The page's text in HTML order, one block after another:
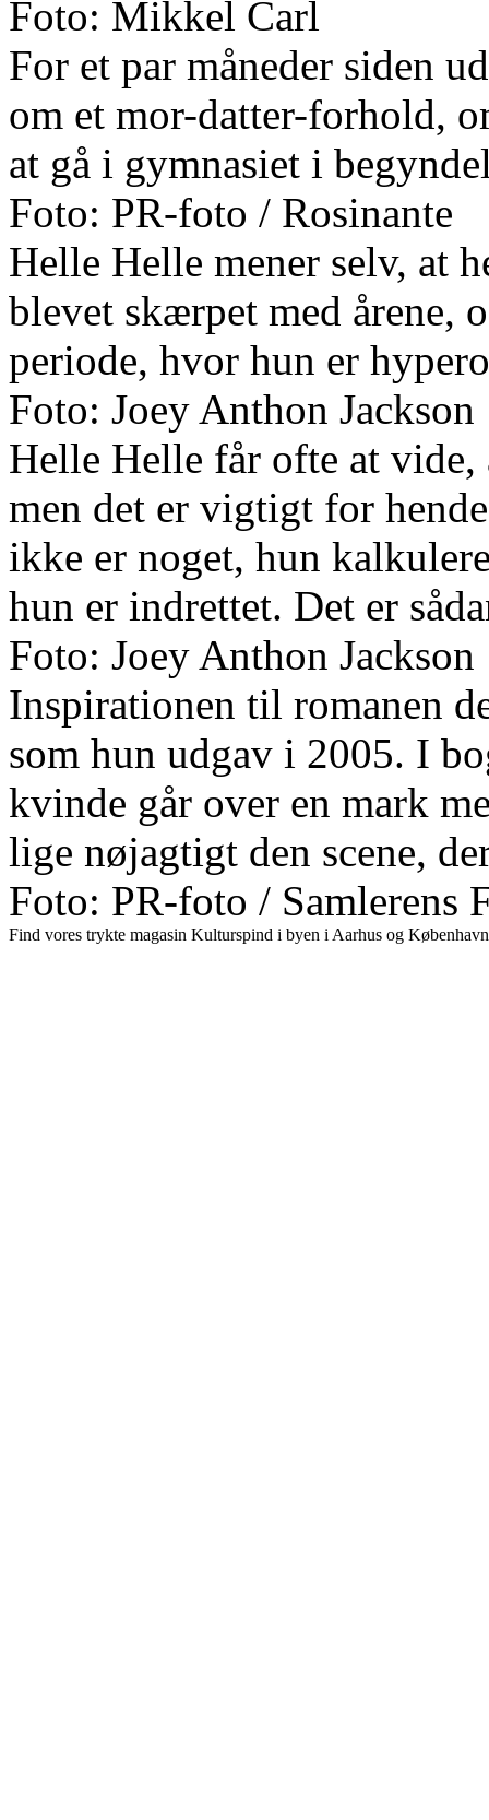
Foto: Mikkel Carl
For et par måneder siden
om et mor-datter-forhold,
at gå i gymnasiet i
Foto: PR-foto / Rosinante
Helle Helle mener selv, at
blevet skærpet med årene,
periode, hvor hun er
Foto: Joey Anthon Jackson
Helle Helle får ofte at
men det er vigtigt for
ikke er noget, hun
hun er indrettet. Det er
Foto: Joey Anthon Jackson
Inspirationen til romanen
som hun udgav i 2005. I
kvinde går over en mark
lige nøjagtigt den scene,
Foto: PR-foto / Samlerens
Find vores trykte magasin Kulturspind i byen i Aarhus og København